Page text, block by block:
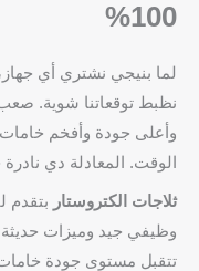
100%
لما بنيجي نشتري أي
نظبط توقعاتنا شوية.
وأعلى جودة وأفخم
الوقت. المعادلة دي نادرة
ثلاجات الكتروستار بتقدم
وظيفي جيد وميزات
تتقبل مستوى جودة